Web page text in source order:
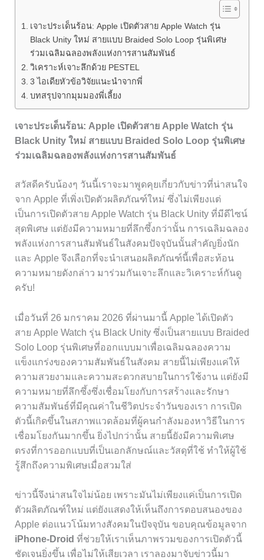
เจาะประเด็นร้อน: Apple เปิดตัวสาย Apple Watch รุ่น
Black Unity ใหม่ สายแบบ Braided Solo Loop รุ่นพิเศษ
ร่วมเฉลิมฉลองพลังแห่งการสานสัมพันธ์
วิเคราะห์เจาะลึกด้วย PESTEL
3 ไอเดียหัวข้อวิจัยแนะนำจากพี่
บทสรุปจากมุมมองพี่เลี้ยง
เจาะประเด็นร้อน: Apple เปิดตัวสาย Apple Watch รุ่น
Black Unity ใหม่ สายแบบ Braided Solo Loop รุ่นพิเศษ
ร่วมเฉลิมฉลองพลังแห่งการสานสัมพันธ์
สวัสดีครับน้องๆ วันนี้เราจะมาพูดคุยเกี่ยวกับข่าวที่น่าสนใจ
จาก Apple ที่เพิ่งเปิดตัวผลิตภัณฑ์ใหม่ ซึ่งไม่เพียงแต่
เป็นการเปิดตัวสาย Apple Watch รุ่น Black Unity ที่มีดีไซน์
สุดพิเศษ แต่ยังมีความหมายที่ลึกซึ้งกว่านั้น การเฉลิมฉลอง
พลังแห่งการสานสัมพันธ์ในสังคมปัจจุบันนั้นสำคัญยิ่งนัก
และ Apple จึงเลือกที่จะนำเสนอผลิตภัณฑ์นี้เพื่อสะท้อน
ความหมายดังกล่าว มาร่วมกันเจาะลึกและวิเคราะห์กันดู
ครับ!
เมื่อวันที่ 26 มกราคม 2026 ที่ผ่านมานี้ Apple ได้เปิดตัว
สาย Apple Watch รุ่น Black Unity ซึ่งเป็นสายแบบ Braided
Solo Loop รุ่นพิเศษที่ออกแบบมาเพื่อเฉลิมฉลองความ
แข็งแกร่งของความสัมพันธ์ในสังคม สายนี้ไม่เพียงแค่ให้
ความสวยงามและความสะดวกสบายในการใช้งาน แต่ยังมี
ความหมายที่ลึกซึ้งซึ่งเชื่อมโยงกับการสร้างและรักษา
ความสัมพันธ์ที่มีคุณค่าในชีวิตประจำวันของเรา การเปิด
ตัวนี้เกิดขึ้นในสภาพแวดล้อมที่ผู้คนกำลังมองหาวิธีในการ
เชื่อมโยงกันมากขึ้น ยิ่งไปกว่านั้น สายนี้ยังมีความพิเศษ
ตรงที่การออกแบบที่เป็นเอกลักษณ์และวัสดุที่ใช้ ทำให้ผู้ใช้
รู้สึกถึงความพิเศษเมื่อสวมใส่
ข่าวนี้จึงน่าสนใจไม่น้อย เพราะมันไม่เพียงแค่เป็นการเปิด
ตัวผลิตภัณฑ์ใหม่ แต่ยังแสดงให้เห็นถึงการตอบสนองของ
Apple ต่อแนวโน้มทางสังคมในปัจจุบัน ขอบคุณข้อมูลจาก
iPhone-Droid ที่ช่วยให้เราเห็นภาพรวมของการเปิดตัวนี้
ชัดเจนยิ่งขึ้น เพื่อไม่ให้เสียเวลา เราลองมาจับข่าวนี้มา